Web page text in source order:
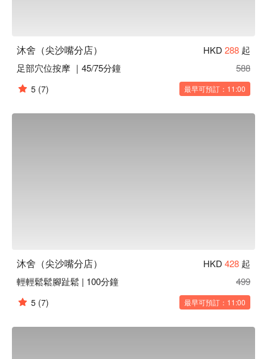
沐舍（尖沙嘴分店） HKD 288 起
足部穴位按摩 ｜45/75分鐘
588
5 (7) 最早可預訂：11:00
沐舍（尖沙嘴分店） HKD 428 起
輕輕鬆鬆腳趾鬆 | 100分鐘
499
5 (7) 最早可預訂：11:00